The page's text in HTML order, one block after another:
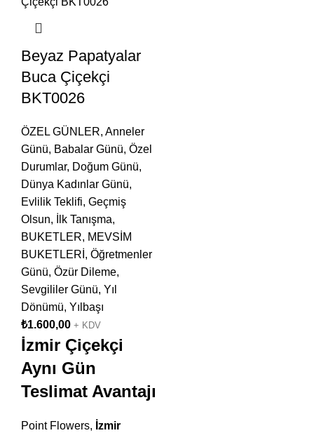
Beyaz Papatyalar
Buca Çiçekçi
BKT0026
ÖZEL GÜNLER, Anneler
Günü, Babalar Günü, Özel
Durumlar, Doğum Günü,
Dünya Kadınlar Günü,
Evlilik Teklifi, Geçmiş
Olsun, İlk Tanışma,
BUKETLER, MEVSİM
BUKETLERİ , Öğretmenler
Günü, Özür Dileme,
Sevgililer Günü, Yıl
Dönümü, Yılbaşı
₺1.600,00 + KDV
İzmir Çiçekçi
Aynı Gün
Teslimat Avantajı
Point Flowers, İzmir